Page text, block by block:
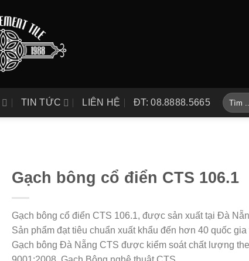
TIN TỨC LIÊN HỆ ĐT: 08.8888.5665
Tìm
kiếm:
Gạch bông cổ điển CTS 106.1
Gạch bông cổ điển CTS 106.1, được sản xuất tại Đà
Sản phẩm đạt tiêu chuẩn xuất khẩu đến hơn 40 quốc
Gạch bông Đà Nẵng CTS được kiểm soát chất lượng